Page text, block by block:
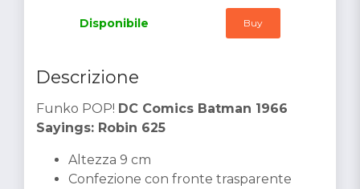
Disponibile Buy
Descrizione
Funko POP! DC Comics Batman 1966
Sayings: Robin 625
Altezza 9 cm
Confezione con fronte trasparente